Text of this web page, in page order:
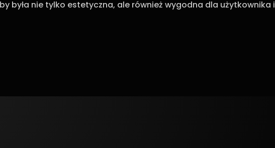
była nie tylko estetyczna, ale również wygodna dla użytkownika i